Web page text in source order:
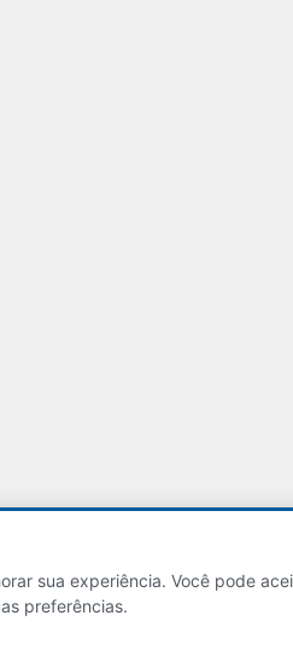
sua experiência. Você pode
preferências.